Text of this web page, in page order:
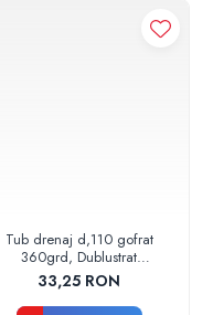
Tub drenaj d,110 gofrat
360grd, Dublustrat
verde/negru 110152 Drainkit
33,25 RON